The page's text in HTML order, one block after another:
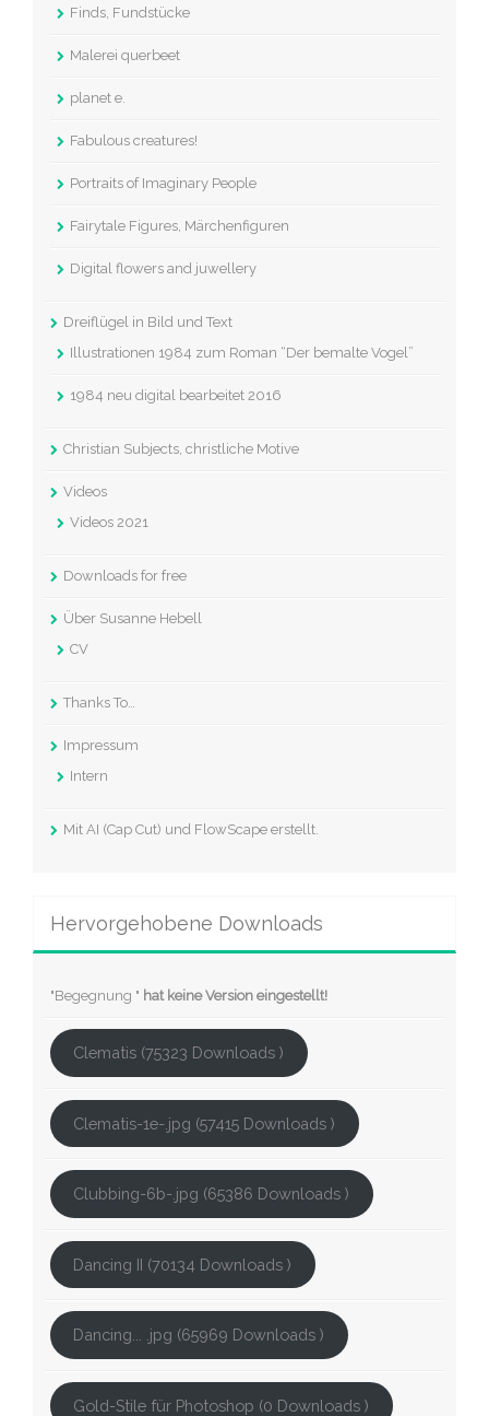
Finds, Fundstücke
Malerei querbeet
planet e.
Fabulous creatures!
Portraits of Imaginary People
Fairytale Figures, Märchenfiguren
Digital flowers and juwellery
Dreiflügel in Bild und Text
Illustrationen 1984 zum Roman “Der bemalte Vogel”
1984 neu digital bearbeitet 2016
Christian Subjects, christliche Motive
Videos
Videos 2021
Downloads for free
Über Susanne Hebell
CV
Thanks To…
Impressum
Intern
Mit AI (Cap Cut) und FlowScape erstellt.
Hervorgehobene Downloads
"Begegnung " hat keine Version eingestellt!
Clematis (75323 Downloads )
Clematis-1e-.jpg (57415 Downloads )
Clubbing-6b-.jpg (65386 Downloads )
Dancing II (70134 Downloads )
Dancing... .jpg (65969 Downloads )
Gold-Stile für Photoshop (0 Downloads )